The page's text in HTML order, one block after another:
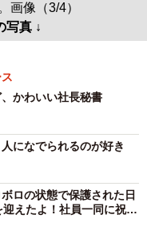
画像（3/4）
写真 ↓
かわいい社長秘書
になでられるのが好き
ロの状態で保護された日
えたよ！社員一同に祝福